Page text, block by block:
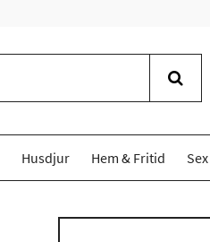
Husdjur Hem & Fritid